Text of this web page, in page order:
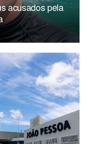
acusados pela